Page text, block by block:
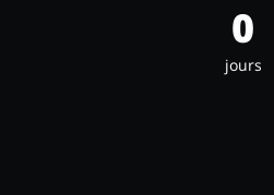
0
jours